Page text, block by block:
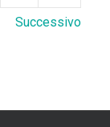
Successivo